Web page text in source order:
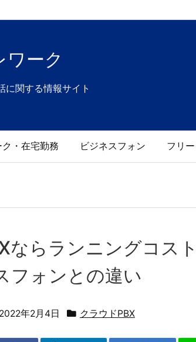
ーク
に関する情報サイト
・在宅勤務 ビジネスフォン フリ
ならランニングコス
フォンとの違い
2022年2月4日 クラウドPBX